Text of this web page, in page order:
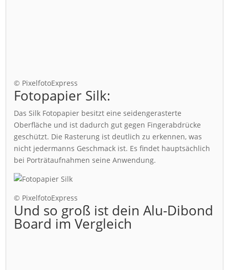
© PixelfotoExpress
Fotopapier Silk:
Das Silk Fotopapier besitzt eine seidengerasterte
Oberfläche und ist dadurch gut gegen Fingerabdrücke
geschützt. Die Rasterung ist deutlich zu erkennen, was
nicht jedermanns Geschmack ist. Es findet hauptsächlich
bei Porträtaufnahmen seine Anwendung.
© PixelfotoExpress
Und so groß ist dein Alu-Dibond
Board im Vergleich